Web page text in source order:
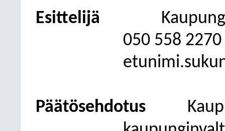
Esittelijä
050 558 2270
Päätösehdotus